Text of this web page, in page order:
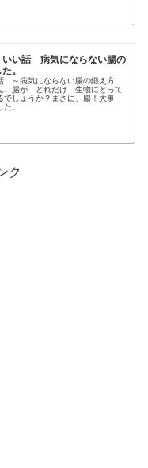
いい話 病気にならない腸の
。
～病気にならない腸の鍛え方
、腸が どれだけ 生物にとって
でしょうか？まさに、腸！大事
。
ク